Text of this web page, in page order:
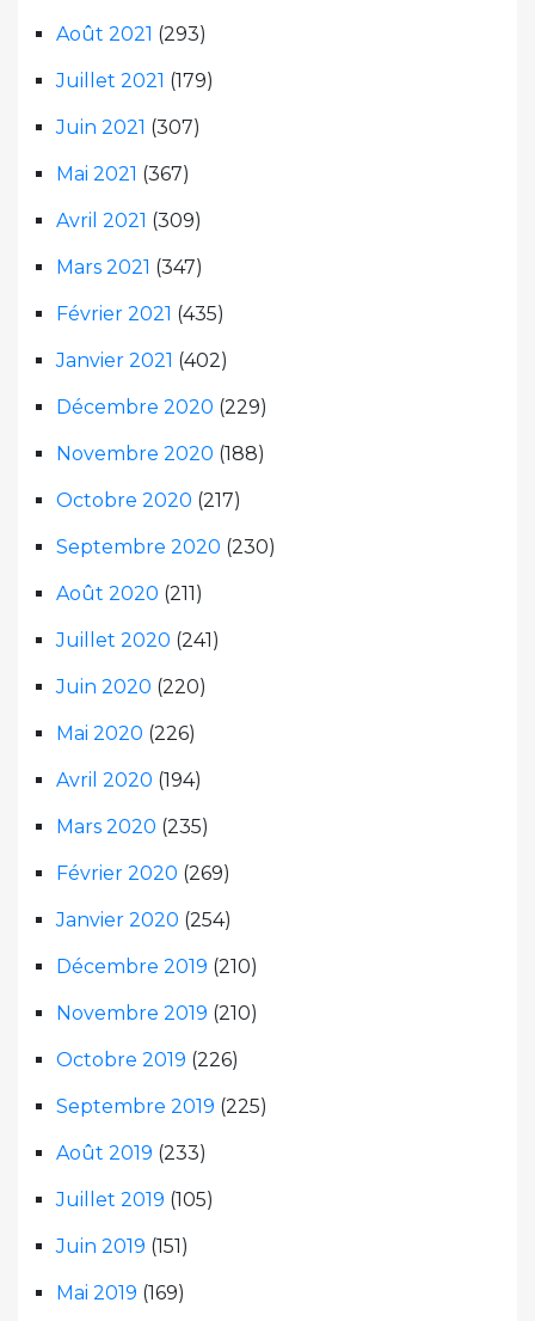
Août 2021 (293)
Juillet 2021 (179)
Juin 2021 (307)
Mai 2021 (367)
Avril 2021 (309)
Mars 2021 (347)
Février 2021 (435)
Janvier 2021 (402)
Décembre 2020 (229)
Novembre 2020 (188)
Octobre 2020 (217)
Septembre 2020 (230)
Août 2020 (211)
Juillet 2020 (241)
Juin 2020 (220)
Mai 2020 (226)
Avril 2020 (194)
Mars 2020 (235)
Février 2020 (269)
Janvier 2020 (254)
Décembre 2019 (210)
Novembre 2019 (210)
Octobre 2019 (226)
Septembre 2019 (225)
Août 2019 (233)
Juillet 2019 (105)
Juin 2019 (151)
Mai 2019 (169)